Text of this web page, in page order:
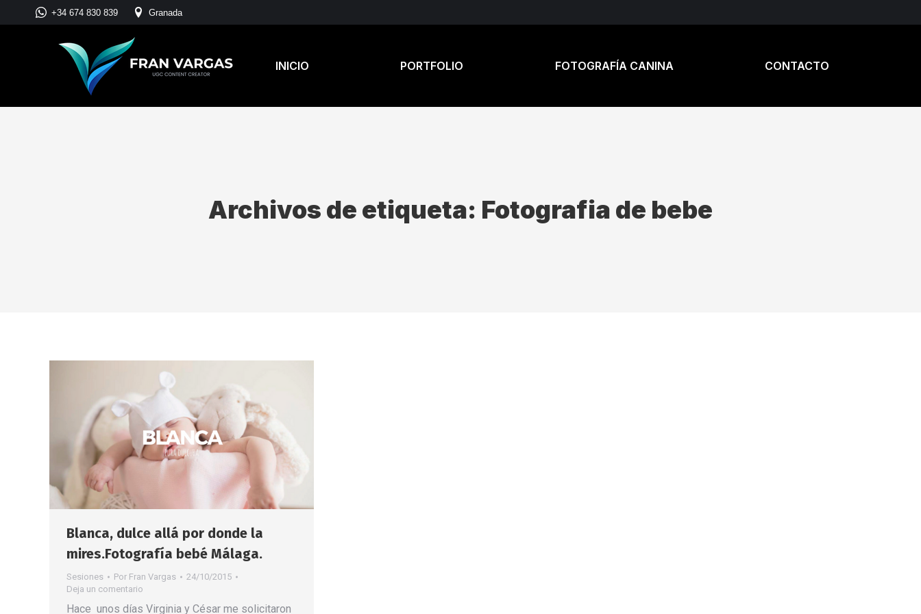
+34 674 830 839 Granada
INICIO PORTFOLIO FOTOGRAFÍA CANINA CONTACTO
Archivos de etiqueta: Fotografia de bebe
Blanca, dulce allá por donde la
mires.Fotografía bebé Málaga.
Sesiones Por Fran Vargas
24/10/2015
Deja un comentario
Hace unos días Virginia y César me solicitaron